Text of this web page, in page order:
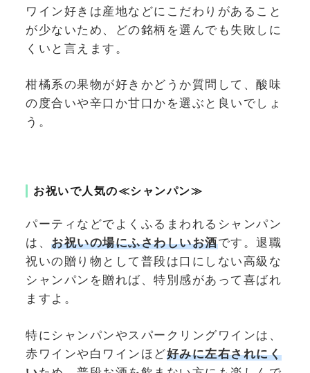
ワイン好きは産地などにこだわりがあること
が少ないため、どの銘柄を選んでも失敗しに
くいと言えます。
柑橘系の果物が好きかどうか質問して、酸味
の度合いや辛口か甘口かを選ぶと良いでしょ
う。
お祝いで人気の≪シャンパン≫
パーティなどでよくふるまわれるシャンパン
は、 お祝いの場にふさわしいお酒です。退職
祝いの贈り物として普段は口にしない高級な
シャンパンを贈れば、特別感があって喜ばれ
ますよ。
特にシャンパンやスパークリングワインは、
赤ワインや白ワインほど好みに左右されにく